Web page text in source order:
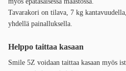
Tavarakori on tilava, 7 kg
yhdellä painalluksella.
Helppo taittaa kasaan
Smile 5Z voidaan taittaa kasaan myös